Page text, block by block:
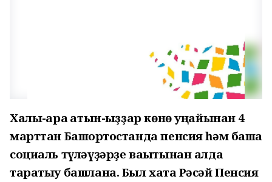
Халыҡ-ара ҡатын-ҡыҙҙар көнө уңайынан 4
марттан Башҡортостанда пенсия һәм башҡа
социаль түләүҙәрҙе ваҡытынан алда
таратыу башлана. Был хаҡта Рәсәй Пенсия